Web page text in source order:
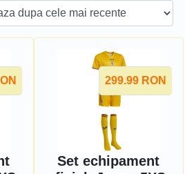
299.99 RON
Set echipament